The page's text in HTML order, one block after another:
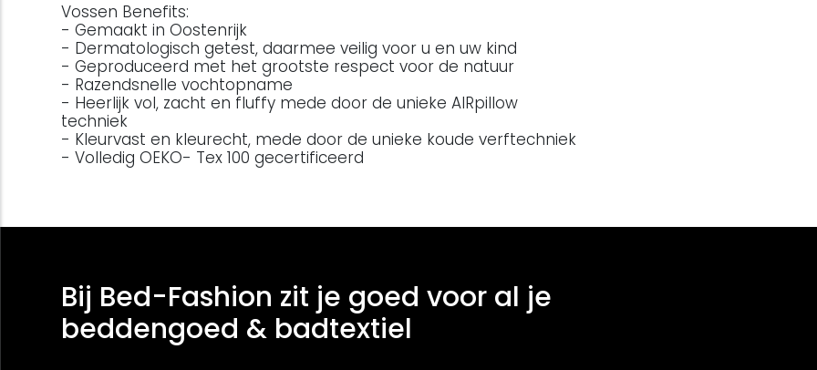
Vossen Benefits:
- Gemaakt in Oostenrijk
- Dermatologisch getest, daarmee veilig voor u en uw kind
- Geproduceerd met het grootste respect voor de natuur
- Razendsnelle vochtopname
- Heerlijk vol, zacht en fluffy mede door de unieke AIRpillow
techniek
- Kleurvast en kleurecht, mede door de unieke koude verftechniek
- Volledig OEKO- Tex 100 gecertificeerd
Bij Bed-Fashion zit je goed voor al je
beddengoed & badtextiel